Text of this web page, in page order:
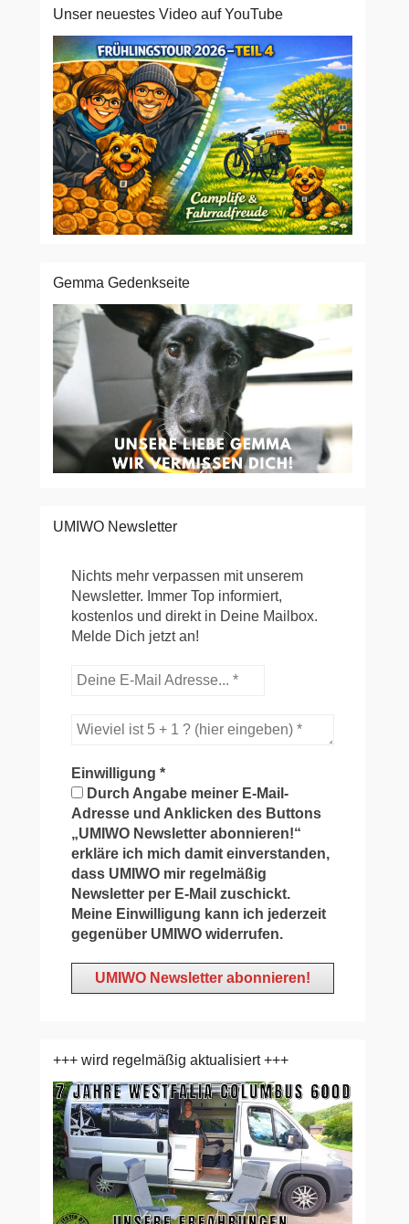
Unser neuestes Video auf YouTube
Gemma Gedenkseite
UMIWO Newsletter
Nichts mehr verpassen mit unserem
Newsletter. Immer Top informiert,
kostenlos und direkt in Deine Mailbox.
Melde Dich jetzt an!
Einwilligung*
Durch Angabe meiner E-Mail-
Adresse und Anklicken des Buttons
„UMIWO Newsletter abonnieren!“
erkläre ich mich damit einverstanden,
dass UMIWO mir regelmäßig
Newsletter per E-Mail zuschickt.
Meine Einwilligung kann ich jederzeit
gegenüber UMIWO widerrufen.
+++ wird regelmäßig aktualisiert +++